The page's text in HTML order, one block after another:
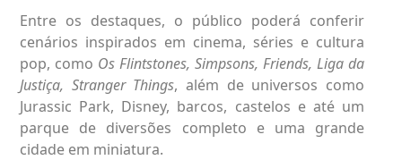
Entre os destaques, o público poderá conferir
cenários inspirados em cinema, séries e cultura
pop, como Os Flintstones, Simpsons, Friends, Liga da
Justiça, Stranger Things, além de universos como
Jurassic Park, Disney, barcos, castelos e até um
parque de diversões completo e uma grande
cidade em miniatura.